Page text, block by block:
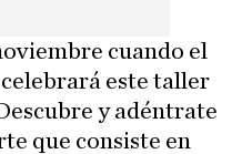
cuando el
este taller
y adéntrate
que consiste en